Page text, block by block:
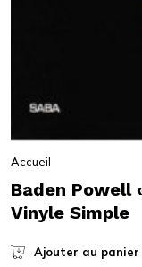
Accueil
Baden Powell
Vinyle Simple
Ajouter au panier